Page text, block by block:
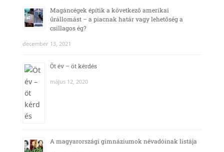
Magáncégek építik a következő amerikai
űrállomást – a piacnak határ vagy lehetőség a
csillagos ég?
december 13, 2021
Öt év – öt kérdés
május 12, 2020
A magyarországi gimnáziumok névadóinak listája